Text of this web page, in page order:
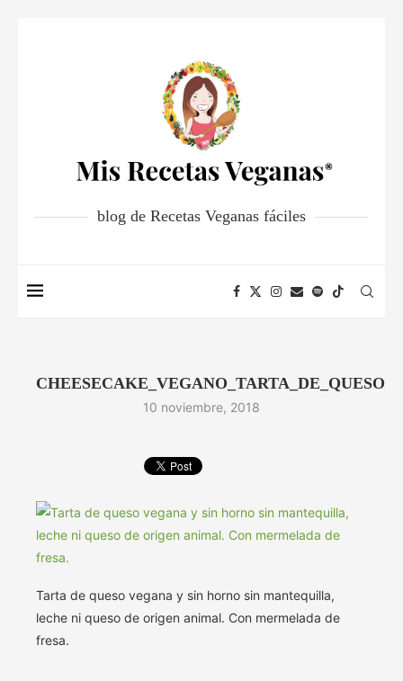
blog de Recetas Veganas fáciles
10 noviembre, 2018
Tarta de queso vegana y sin horno sin mantequilla,
leche ni queso de origen animal. Con mermelada de
fresa.